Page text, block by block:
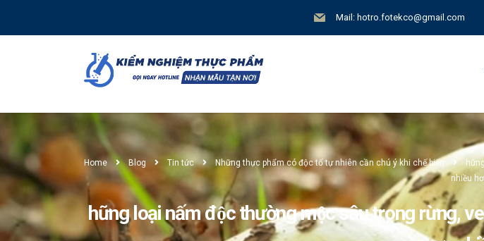
Mail: hotro.fotekco@gmail.com
Home Blog Tin tức Những thực phẩm có độc tố tự nhiên cần chú ý khi chế biến
nhiều
hững loại nấm độc thường mộc sâu trong rừng,